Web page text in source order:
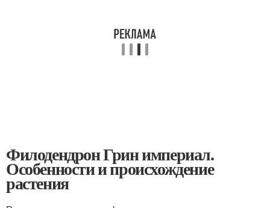
Филодендрон Грин империал.
Особенности и происхождение
растения